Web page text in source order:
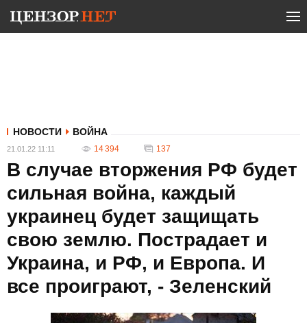
НОВОСТИ ВОЙНА
21.01.22 11:11 14 394 137
В случае вторжения РФ будет
сильная война, каждый
украинец будет защищать
свою землю. Пострадает и
Украина, и РФ, и Европа. И
все проиграют, - Зеленский